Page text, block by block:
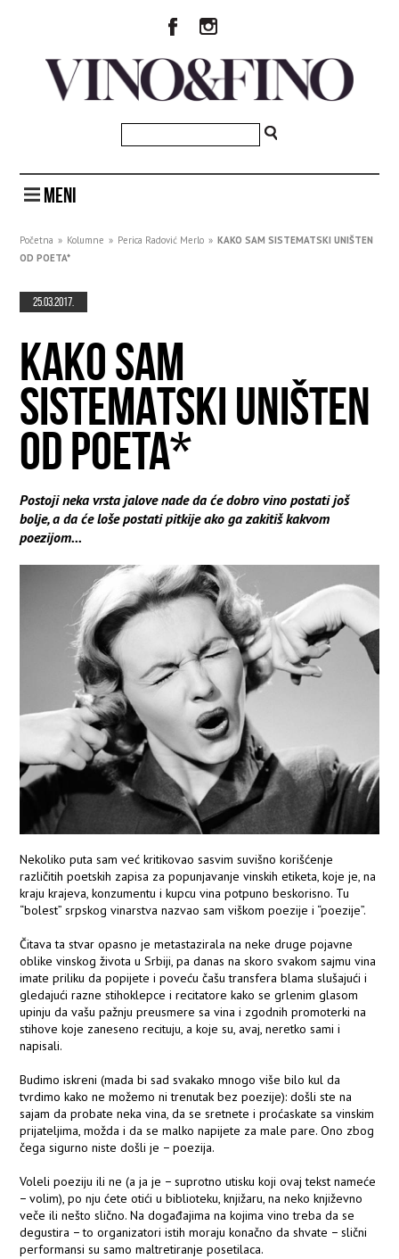
MENI
Početna » Kolumne » Perica Radović Merlo » KAKO SAM SISTEMATSKI UNIŠTEN
OD POETA*
25.03.2017.
KAKO SAM
SISTEMATSKI UNIŠTEN
OD POETA*
Postoji neka vrsta jalove nade da će dobro vino postati još
bolje, a da će loše postati pitkije ako ga zakitiš kakvom
poezijom...
Nekoliko puta sam već kritikovao sasvim suvišno korišćenje
različitih poetskih zapisa za popunjavanje vinskih etiketa, koje je, na
kraju krajeva, konzumentu i kupcu vina potpuno beskorisno. Tu
“bolest” srpskog vinarstva nazvao sam viškom poezije i “poezije”.
Čitava ta stvar opasno je metastazirala na neke druge pojavne
oblike vinskog života u Srbiji, pa danas na skoro svakom sajmu vina
imate priliku da popijete i poveću čašu transfera blama slušajući i
gledajući razne stihoklepce i recitatore kako se grlenim glasom
upinju da vašu pažnju preusmere sa vina i zgodnih promoterki na
stihove koje zaneseno recituju, a koje su, avaj, neretko sami i
napisali.
Budimo iskreni (mada bi sad svakako mnogo više bilo kul da
tvrdimo kako ne možemo ni trenutak bez poezije): došli ste na
sajam da probate neka vina, da se sretnete i proćaskate sa vinskim
prijateljima, možda i da se malko napijete za male pare. Ono zbog
čega sigurno niste došli je − poezija.
Voleli poeziju ili ne (a ja je − suprotno utisku koji ovaj tekst nameće
− volim), po nju ćete otići u biblioteku, knjižaru, na neko književno
veče ili nešto slično. Na događajima na kojima vino treba da se
degustira − to organizatori istih moraju konačno da shvate − slični
performansi su samo maltretiranje posetilaca.